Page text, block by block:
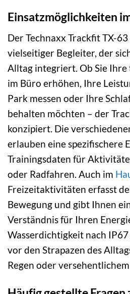
Einsatzmöglichkeiten
Der Technaxx Trackfit TX-
vielseitiger Begleiter, der
Alltag integriert. Ob Sie
im Büro erhöhen, Ihre
Park messen oder Ihre
behalten möchten – der
konzipiert. Die
erlauben eine spezifischere
Trainingsdaten für
oder Radfahren. Auch im
Freizeitaktivitäten erfasst
Bewegung und gibt Ihnen
Verständnis für Ihren
Wasserdichtigkeit nach
vor den Strapazen des
Regen oder